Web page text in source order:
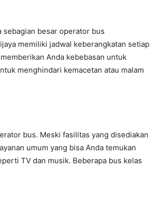
besar operator bus
memiliki jadwal keberangkatan setiap
Anda kebebasan untuk
menghindari kemacetan atau malam
bus. Meski fasilitas yang disediakan
umum yang bisa Anda temukan
TV dan musik. Beberapa bus kelas